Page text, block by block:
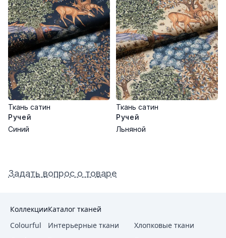
Ткань сатин
Ручей
Синий
Ткань сатин
Ручей
Льняной
Задать вопрос о товаре
Коллекции
Colourful
Каталог тканей
Интерьерные ткани
Хлопковые ткани